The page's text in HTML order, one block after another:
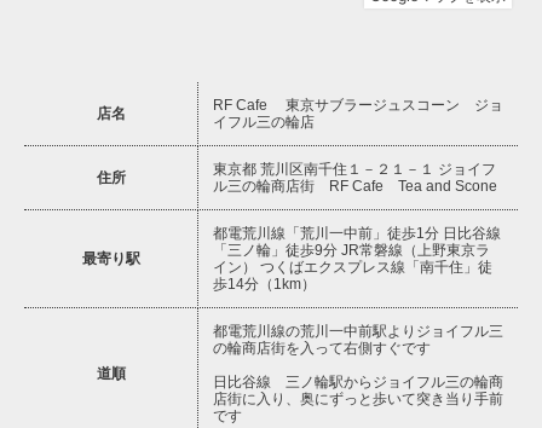
店名
RF Cafe 東京サブラージュスコーン ジョ
イフル三の輪店
住所
東京都 荒川区南千住１－２１－１ ジョイフ
ル三の輪商店街 RF Cafe Tea and Scone
最寄り駅
都電荒川線「荒川一中前」徒歩1分 日比谷線
「三ノ輪」徒歩9分 JR常磐線（上野東京ラ
イン） つくばエクスプレス線「南千住」徒
歩14分（1km）
道順
都電荒川線の荒川一中前駅よりジョイフル三
の輪商店街を入って右側すぐです
日比谷線 三ノ輪駅からジョイフル三の輪商
店街に入り、奥にずっと歩いて突き当り手前
です